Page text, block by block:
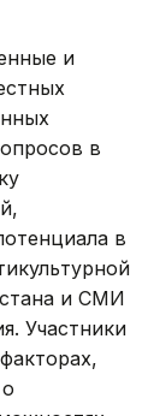
и
в
в
и СМИ
Участники